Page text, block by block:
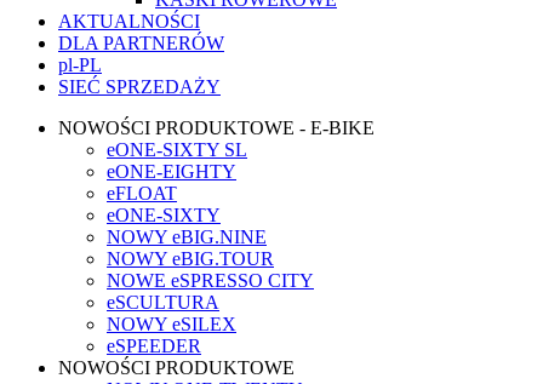
AKTUALNOŚCI
DLA PARTNERÓW
pl-PL
SIEĆ SPRZEDAŻY
NOWOŚCI PRODUKTOWE - E-BIKE
eONE-SIXTY SL
eONE-EIGHTY
eFLOAT
eONE-SIXTY
NOWY eBIG.NINE
NOWY eBIG.TOUR
NOWE eSPRESSO CITY
eSCULTURA
NOWY eSILEX
eSPEEDER
NOWOŚCI PRODUKTOWE